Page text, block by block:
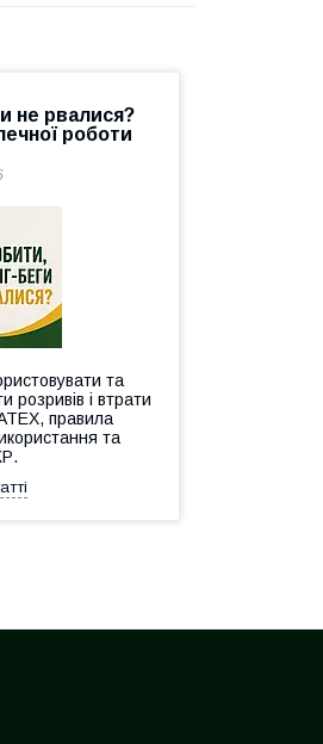
не рвалися?
роботи
та
розривів і втрати
правила
та